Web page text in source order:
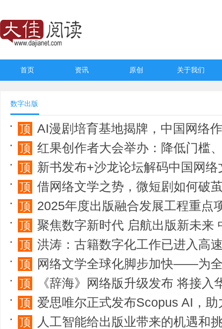
首页 资讯 原创 关于我们
数字出版
顶 AI漫剧培育基地揭牌，中国网络作家村第八届
顶 红果创作者大会举办：降低门槛、提升效
顶 新书发布+沙龙论坛解码中国网络
顶 借网络文学之势，微短剧如何破
顶 2025年度出版融合发展工程重点项目系列推广交流
顶 聚焦数字新时代 启航出版新未来 中国出版集团参
顶 洪涛：古籍数字化工作已进入高
顶 网络文学全球化脚步加快——为全球
顶 《辞海》网络版升级发布 将接入
顶 爱思唯尔正式发布Scopus AI，
顶 人工智能给出版业带来的机遇和